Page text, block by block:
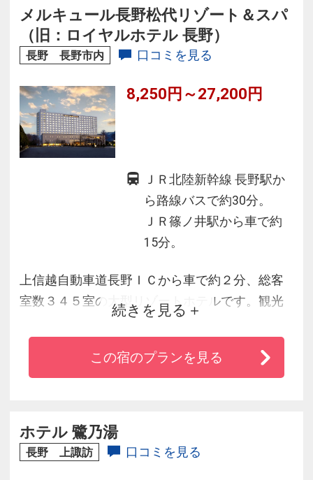
で賑わっています。
メルキュール長野松代リゾート＆スパ
（旧：ロイヤルホテル 長野）
長野 長野市内 口コミを見る
8,250円～27,200円
ＪＲ北陸新幹線 長野駅か
ら路線バスで約30分。
ＪＲ篠ノ井駅から車で約
15分。
上信越自動車道長野ＩＣから車で約２分、総客
室数３４５室の大型リゾートホテルです。観光
やビジネスの拠点に、自然と歴史と都市が交差
するアーバンリゾートでお待ちしております。
続きを見る
この宿のプランを見る
ホテル 鷺乃湯
長野 上諏訪 口コミを見る